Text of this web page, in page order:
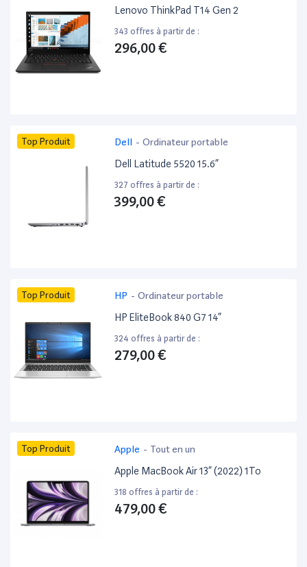
Lenovo ThinkPad T14 Gen 2
343 offres à partir de :
296,00 €
Top Produit Dell - Ordinateur portable
Dell Latitude 5520 15.6”
327 offres à partir de :
399,00 €
Top Produit HP - Ordinateur portable
HP EliteBook 840 G7 14”
324 offres à partir de :
279,00 €
Top Produit Apple - Tout en un
Apple MacBook Air 13” (2022) 1To
318 offres à partir de :
479,00 €